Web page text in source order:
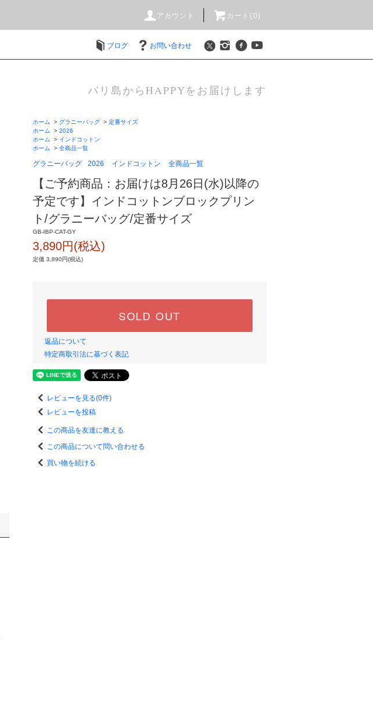
アカウント カート(0)
ブログ お問い合わせ
バリ島からHAPPYをお届けします
ホーム > グラニーバッグ > 定番サイズ
ホーム
> 2026
ホーム
> インドコットン
ホーム
> 全商品一覧
グラニーバッグ 2026 インドコットン 全商品一覧
【ご予約商品：お届けは8月26日(水)以降の
予定です】インドコットンブロックプリン
ト/グラニーバッグ/定番サイズ
GB-IBP-CAT-GY
3,890円(税込)
定価 3,890円(税込)
SOLD OUT
返品について
特定商取引法に基づく表記
レビューを見る(0件)
レビューを投稿
この商品を友達に教える
この商品について問い合わせる
買い物を続ける